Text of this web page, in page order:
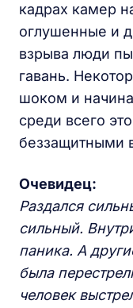
кадрах камер
оглушенные и
взрыва люди
гавань.
шоком и
среди всего
беззащитными
Очевидец:
Раздался
сильный.
паника. А
была
человек